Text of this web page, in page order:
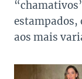
estampados,
aos mais